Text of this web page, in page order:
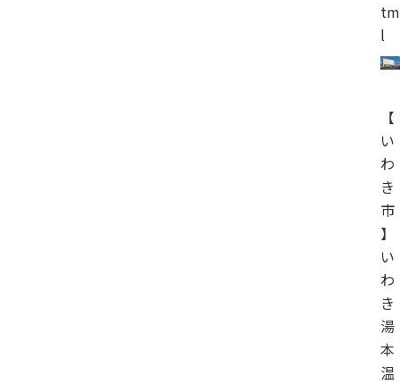
tm
l
【
い
わ
き
市
】
い
わ
き
湯
本
温